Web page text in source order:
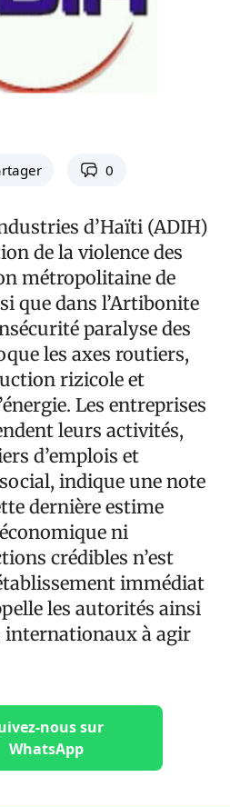
0
d’Haïti (ADIH)
de la violence des
métropolitaine de
que dans l’Artibonite
paralyse des
les axes routiers,
rizicole et
Les entreprises
leurs activités,
d’emplois et
indique une note
dernière estime
ni
crédibles n’est
immédiat
les autorités ainsi
internationaux à agir
nous sur
WhatsApp